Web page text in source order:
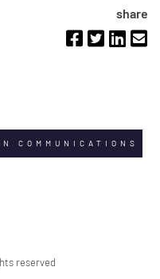
share
COMMUNICATIONS
reserved